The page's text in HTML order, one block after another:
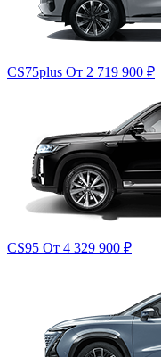
CS75plus От 2 719 900 ₽
CS95 От 4 329 900 ₽